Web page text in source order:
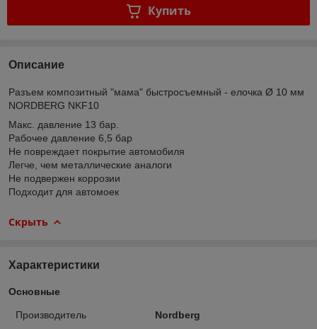
Купить
Описание
Разъем композитный "мама" быстросъемный - елочка Ø 10 мм
NORDBERG NKF10
Макс. давление 13 бар.
Рабочее давление 6,5 бар
Не повреждает покрытие автомобиля
Легче, чем металлические аналоги
Не подвержен коррозии
Подходит для автомоек
Скрыть
Характеристики
Основные
Производитель
Nordberg